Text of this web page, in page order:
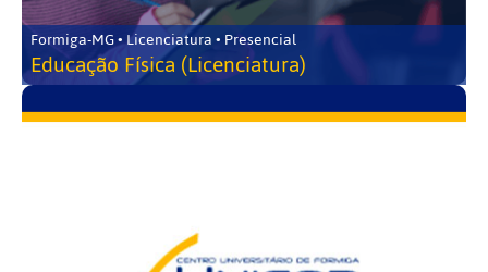
Formiga-MG • Licenciatura • Presencial
Educação Física (Licenciatura)